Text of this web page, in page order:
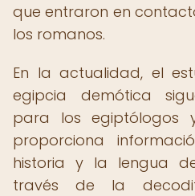
que entraron en
los romanos.
En la actualidad, el
egipcia demótica
para los egiptólogos
proporciona
historia y la lengua
través de la